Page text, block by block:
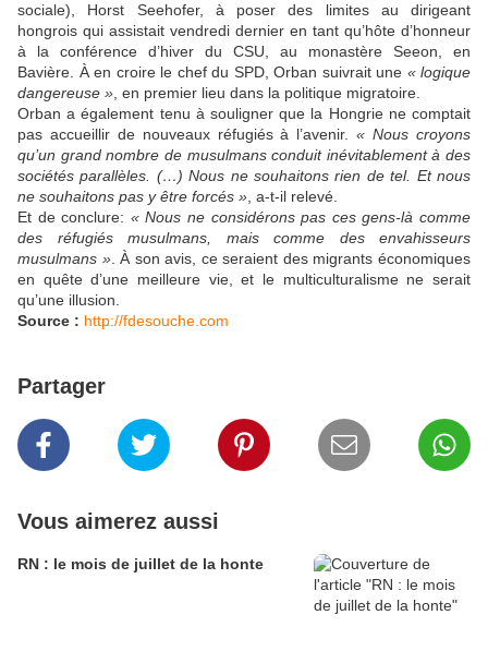
sociale), Horst Seehofer, à poser des limites au dirigeant
hongrois qui assistait vendredi dernier en tant qu’hôte d’honneur
à la conférence d’hiver du CSU, au monastère Seeon, en
Bavière. À en croire le chef du SPD, Orban suivrait une « logique
dangereuse » , en premier lieu dans la politique migratoire.
Orban a également tenu à souligner que la Hongrie ne comptait
pas accueillir de nouveaux réfugiés à l’avenir.« Nous croyons
qu’un grand nombre de musulmans conduit inévitablement à des
sociétés parallèles. (…) Nous ne souhaitons rien de tel. Et nous
ne souhaitons pas y être forcés » , a-t-il relevé.
Et de conclure: « Nous ne considérons pas ces gens-là comme
des réfugiés musulmans, mais comme des envahisseurs
musulmans ». À son avis, ce seraient des migrants économiques
en quête d’une meilleure vie, et le multiculturalisme ne serait
qu’une illusion.
Source : http://fdesouche.com
Partager
Vous aimerez aussi
RN : le mois de juillet de la honte